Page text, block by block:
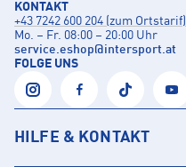
KONTAKT
+43 7242 600 204 (zum Ortstarif)
Mo. – Fr. 08:00 – 20:00 Uhr
service.eshop@intersport.at
FOLGE UNS
HILFE & KONTAKT